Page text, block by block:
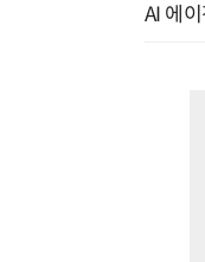
AI 에